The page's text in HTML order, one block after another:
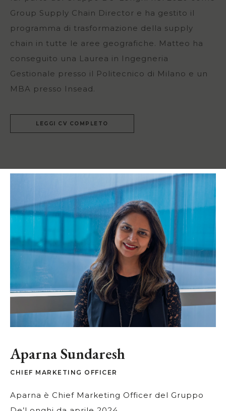
Group Supply Chain Director e ha gestito il
programma di trasformazione della supply
chain in tutte le aree geografiche. Matteo ha
conseguito una Laurea in Ingegneria
Gestionale presso il Politecnico di Milano e un
MBA presso Insead.
LEGGI CV COMPLETO
Aparna Sundaresh
CHIEF MARKETING OFFICER
Aparna è Chief Marketing Officer del Gruppo